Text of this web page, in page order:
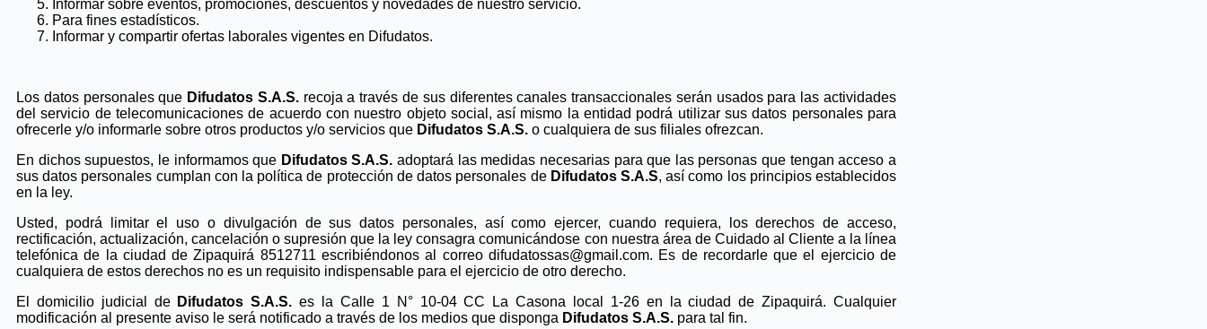
Informar sobre eventos, promociones, descuentos y novedades de nuestro servicio.
Para fines estadísticos.
Informar y compartir ofertas laborales vigentes en Difudatos.
Los datos personales que Difudatos S.A.S.recoja a través de sus diferentes canales transaccionales serán usados para las actividades
del servicio de telecomunicaciones de acuerdo con nuestro objeto social, así mismo la entidad podrá utilizar sus datos personales para
ofrecerle y/o informarle sobre otros productos y/o servicios que Difudatos S.A.S. o cualquiera de sus filiales ofrezcan.
En dichos supuestos, le informamos que Difudatos S.A.S. adoptará las medidas necesarias para que las personas que tengan acceso a
sus datos personales cumplan con la política de protección de datos personales de Difudatos S.A.S, así como los principios establecidos
en la ley.
Usted, podrá limitar el uso o divulgación de sus datos personales, así como ejercer, cuando requiera, los derechos de acceso,
rectificación, actualización, cancelación o supresión que la ley consagra comunicándose con nuestra área de Cuidado al Cliente a la línea
telefónica de la ciudad de Zipaquirá 8512711 escribiéndonos al correo difudatossas@gmail.com. Es de recordarle que el ejercicio de
cualquiera de estos derechos no es un requisito indispensable para el ejercicio de otro derecho.
El domicilio judicial de Difudatos S.A.S. es la Calle 1 N° 10-04 CC La Casona local 1-26 en la ciudad de Zipaquirá. Cualquier
modificación al presente aviso le será notificado a través de los medios que disponga Difudatos S.A.S. para tal fin.